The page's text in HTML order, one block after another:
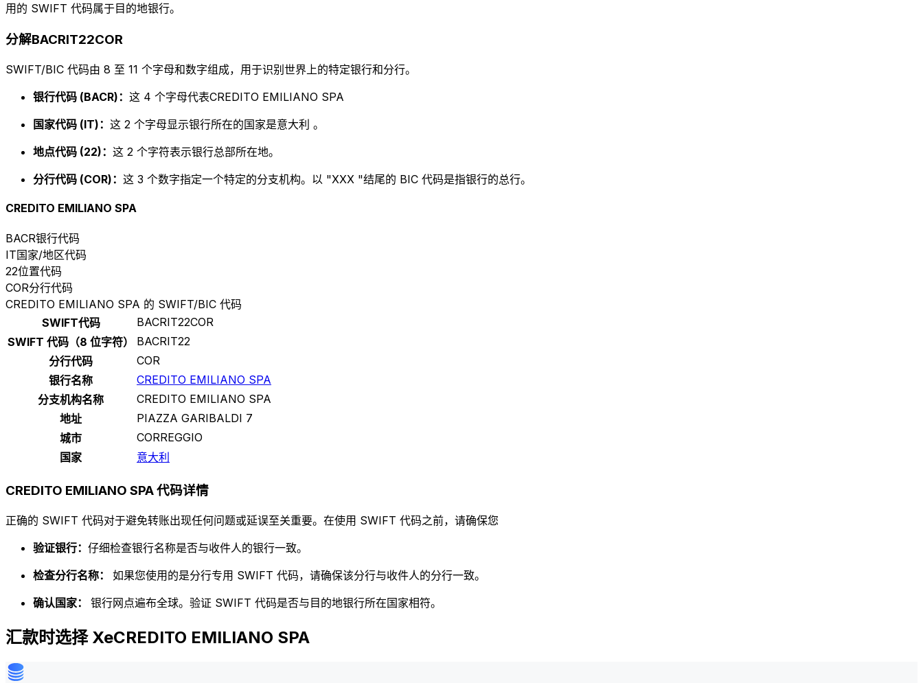
用的 SWIFT 代码属于目的地银行。
分解BACRIT22COR
SWIFT/BIC 代码由 8 至 11 个字母和数字组成，用于识别世界上的特定银行和分行。
银行代码 (BACR)： 这 4 个字母代表CREDITO EMILIANO SPA
国家代码 (IT)： 这 2 个字母显示银行所在的国家是意大利 。
地点代码 (22)： 这 2 个字符表示银行总部所在地。
分行代码 (COR)： 这 3 个数字指定一个特定的分支机构。以 "XXX "结尾的 BIC 代码是指银行的总行。
CREDITO EMILIANO SPA
BACR银行代码
IT国家/地区代码
22位置代码
COR分行代码
CREDITO EMILIANO SPA 的 SWIFT/BIC 代码
SWIFT代码
BACRIT22COR
SWIFT 代码（8 位字符）
BACRIT22
分行代码
COR
银行名称
CREDITO EMILIANO SPA
分支机构名称
CREDITO EMILIANO SPA
地址
PIAZZA GARIBALDI 7
城市
CORREGGIO
国家
意大利
CREDITO EMILIANO SPA 代码详情
正确的 SWIFT 代码对于避免转账出现任何问题或延误至关重要。在使用 SWIFT 代码之前，请确保您
验证银行： 仔细检查银行名称是否与收件人的银行一致。
检查分行名称： 如果您使用的是分行专用 SWIFT 代码，请确保该分行与收件人的分行一致。
确认国家： 银行网点遍布全球。验证 SWIFT 代码是否与目的地银行所在国家相符。
汇款时选择 XeCREDITO EMILIANO SPA